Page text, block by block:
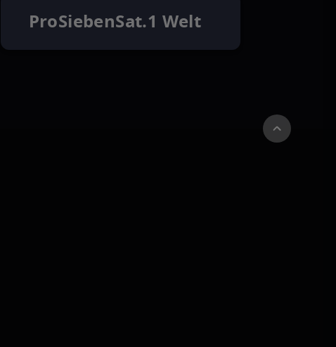
ProSiebenSat.1 Welt